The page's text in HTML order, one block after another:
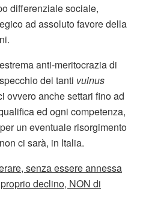
differenziale sociale,
ad assoluto favore della
anti-meritocrazia di
dei tanti vulnus
ovvero anche settari fino ad
ed ogni competenza,
un eventuale risorgimento
ci sarà, in Italia.
senza essere annessa
declino, NON di